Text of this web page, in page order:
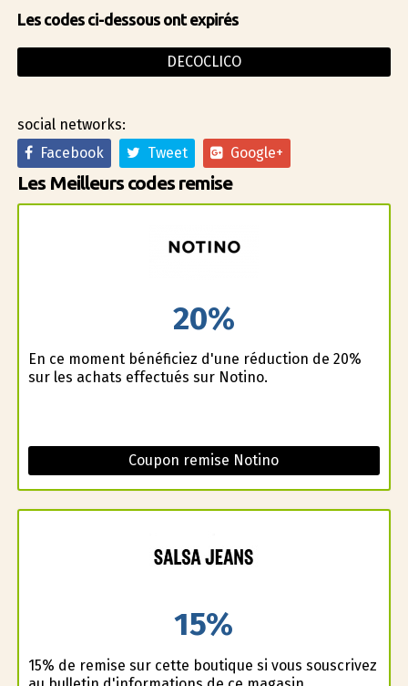
Les codes ci-dessous ont expirés
DECOCLICO
social networks:
Facebook
Tweet Google+
Les Meilleurs codes remise
20%
En ce moment bénéficiez d'une réduction de 20%
sur les achats effectués sur Notino.
Coupon remise Notino
15%
15% de remise sur cette boutique si vous souscrivez